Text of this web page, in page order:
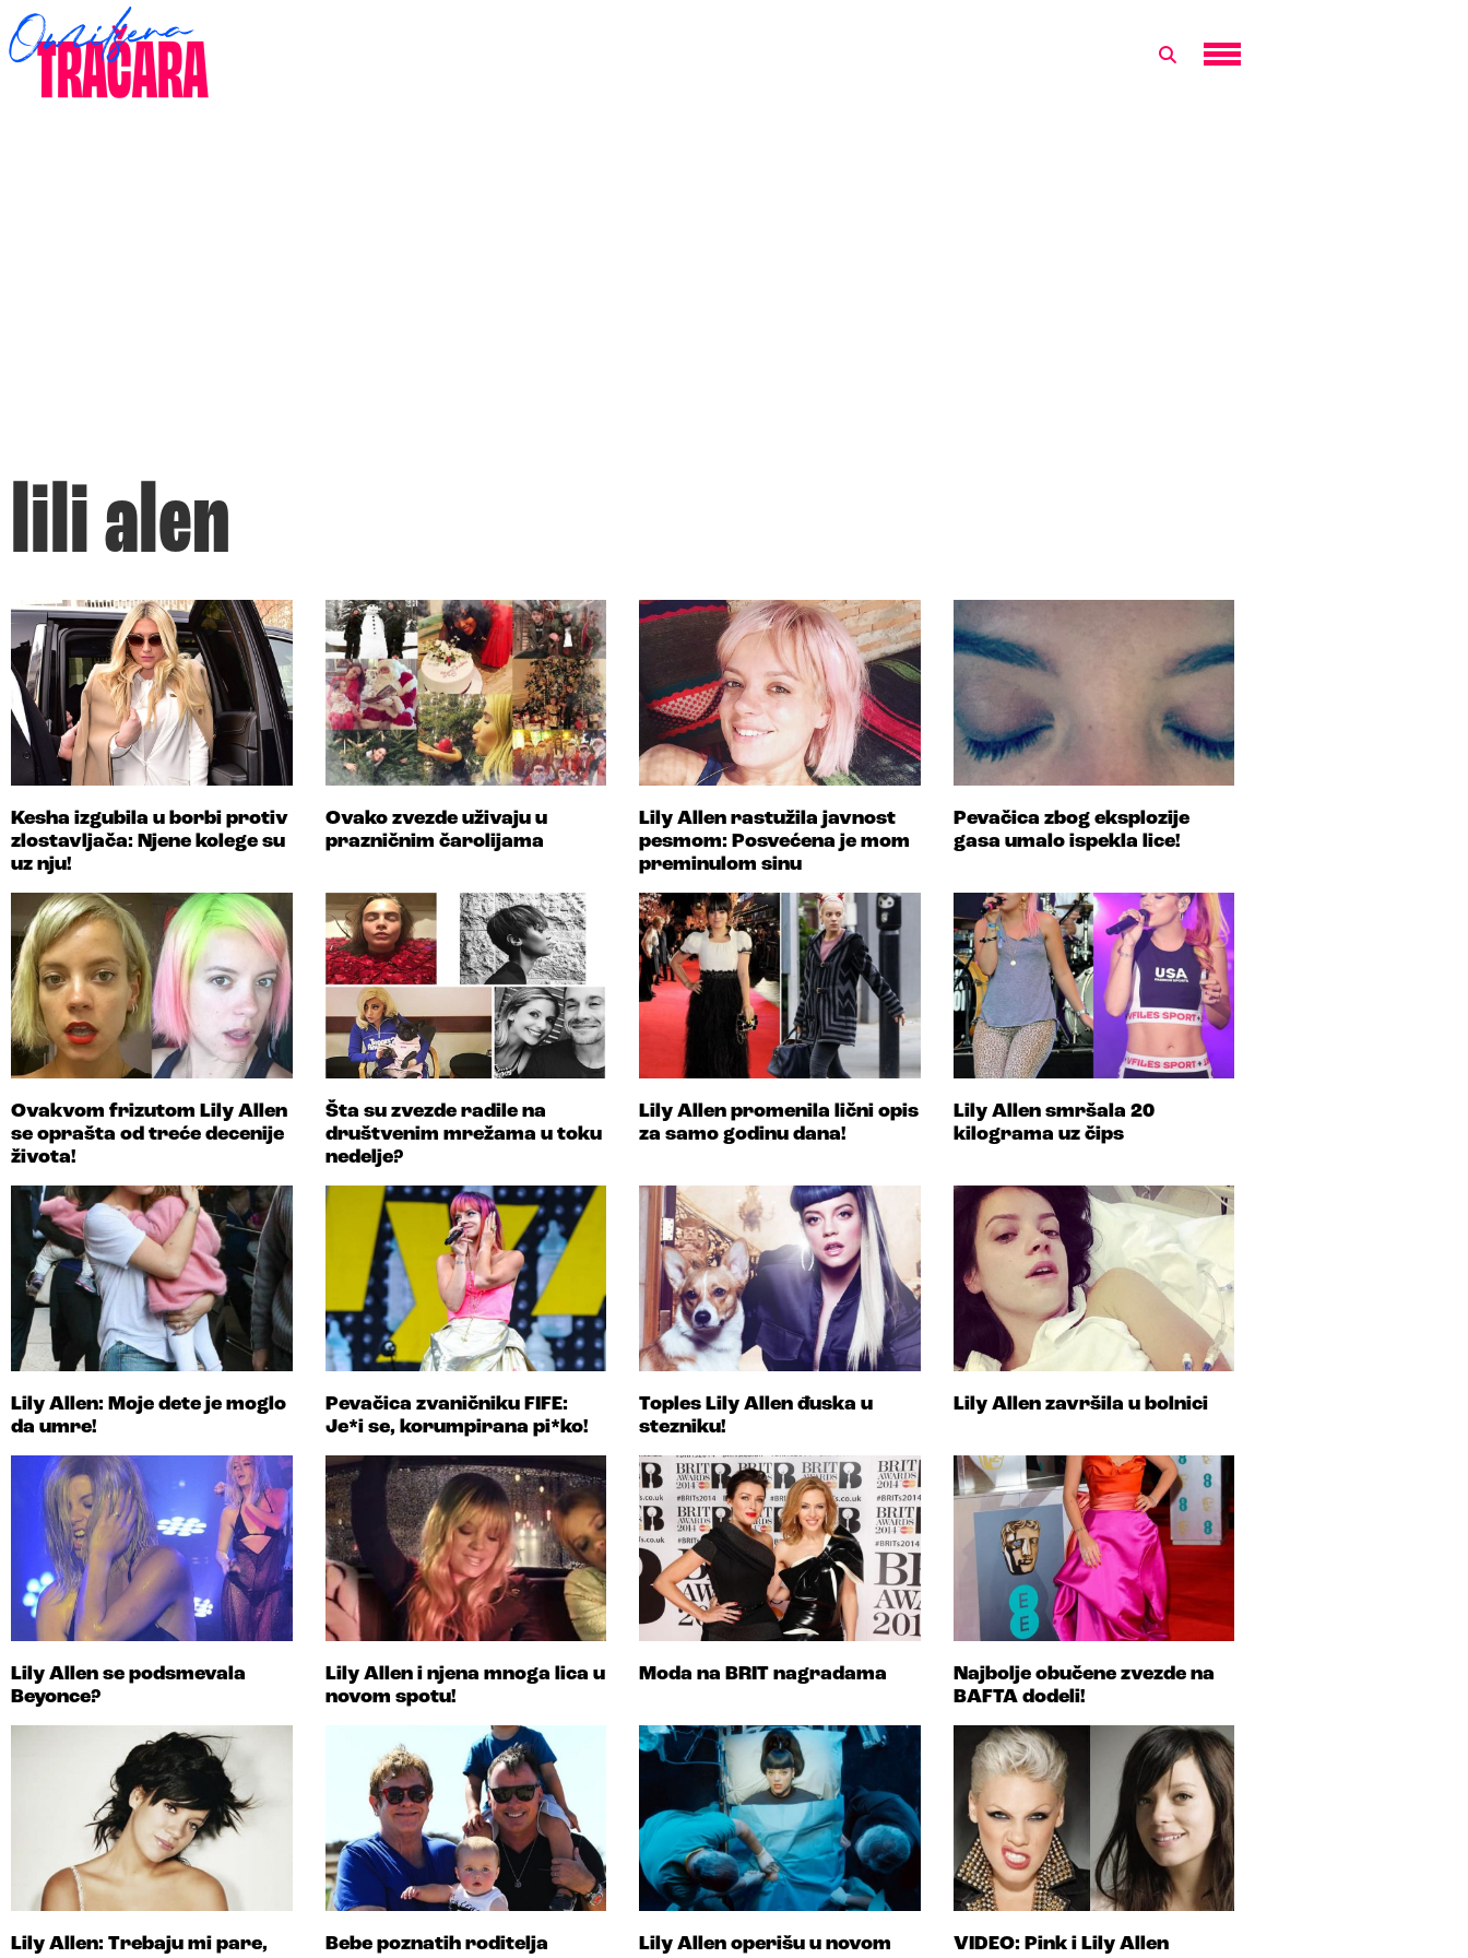
lili alen
Kesha izgubila u borbi protiv
zlostavljača: Njene kolege su
uz nju!
Ovako zvezde uživaju u
prazničnim čarolijama
Lily Allen rastužila javnost
pesmom: Posvećena je mom
preminulom sinu
Pevačica zbog eksplozije
gasa umalo ispekla lice!
Ovakvom frizutom Lily Allen
se oprašta od treće decenije
života!
Šta su zvezde radile na
društvenim mrežama u toku
nedelje?
Lily Allen promenila lični opis
za samo godinu dana!
Lily Allen smršala 20
kilograma uz čips
Lily Allen: Moje dete je moglo
da umre!
Pevačica zvaničniku FIFE:
Je*i se, korumpirana pi*ko!
Toples Lily Allen đuska u
stezniku!
Lily Allen završila u bolnici
Lily Allen se podsmevala
Beyonce?
Lily Allen i njena mnoga lica u
novom spotu!
Moda na BRIT nagradama
Najbolje obučene zvezde na
BAFTA dodeli!
Lily Allen: Trebaju mi pare,
Bebe poznatih roditelja
Lily Allen operišu u novom
VIDEO: Pink i Lily Allen